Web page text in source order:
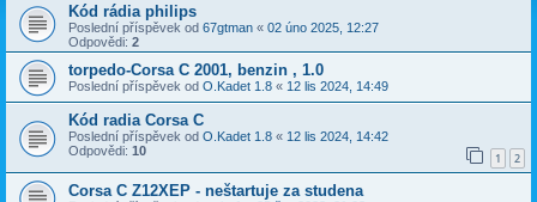
Kód rádia philips
Poslední příspěvek od 67gtman « 02 úno 2025, 12:27
Odpovědi: 2
torpedo-Corsa C 2001, benzin , 1.0
Poslední příspěvek od O.Kadet 1.8 « 12 lis 2024, 14:49
Kód radia Corsa C
Poslední příspěvek od O.Kadet 1.8 « 12 lis 2024, 14:42
Odpovědi: 10 1 2
Corsa C Z12XEP - neštartuje za studena